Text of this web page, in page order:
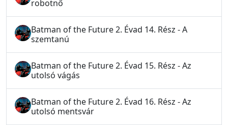
robotnő
Batman of the Future 2. Évad 14. Rész - A
szemtanú
Batman of the Future 2. Évad 15. Rész - Az
utolsó vágás
Batman of the Future 2. Évad 16. Rész - Az
utolsó mentsvár